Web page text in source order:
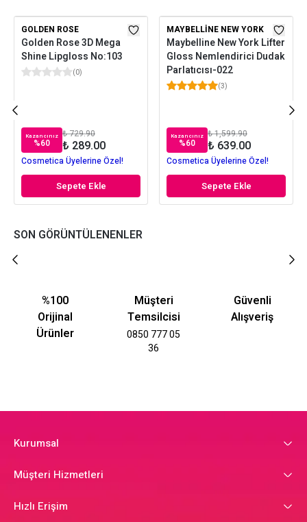
GOLDEN ROSE
Golden Rose 3D Mega
Shine Lipgloss No:103
(0)
Kazancınız
%60
₺ 729.90
₺ 289.00
Cosmetica Üyelerine Özel!
Sepete Ekle
MAYBELLINE NEW YORK
Maybelline New York Lifter
Gloss Nemlendirici Dudak
Parlatıcısı-022
(3)
Kazancınız
%60
₺ 1,599.90
₺ 639.00
Cosmetica Üyelerine Özel!
Sepete Ekle
SON GÖRÜNTÜLENENLER
%100
Orijinal
Ürünler
Müşteri
Temsilcisi
0850 777 05
36
Güvenli
Alışveriş
Kurumsal
Müşteri Hizmetleri
Hızlı Erişim